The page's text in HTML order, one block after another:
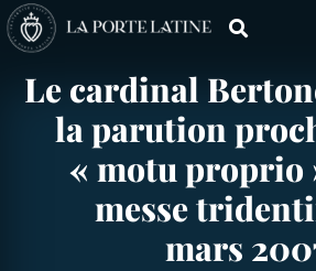
Le cardinal
la parution
« motu proprio
messe
mars